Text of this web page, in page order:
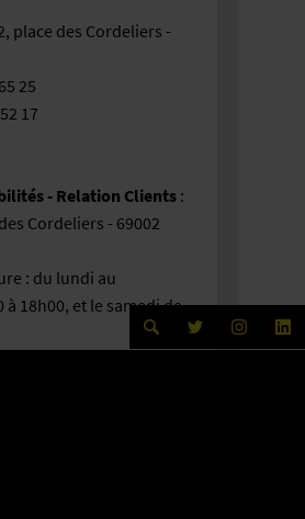
place des Cordeliers -
25
17
- Relation Clients:
Cordeliers - 69002
: du lundi au
18h00, et le samedi de